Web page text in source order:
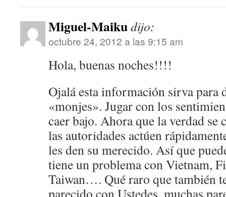
Miguel-Maikudijo:
octubre 24, 2012 a las 9:15 am
Hola, buenas noches!!!!
Ojalá esta información sirva para
«monjes». Jugar con los
caer bajo. Ahora que la verdad se
las autoridades actúen
les den su merecido. Así que
tiene un problema con Vietnam,
Taiwan…. Qué raro que también
parecido con Ustedes, muchas